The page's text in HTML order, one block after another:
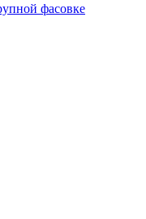
фасовке